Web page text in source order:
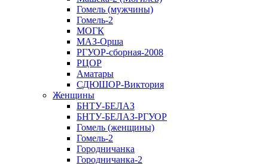
Гомель (мужчины)
Гомель-2
МОГК
МАЗ-Орша
РГУОР-сборная-2008
РЦОР
Аматары
СДЮШОР-Виктория
Женщины
БНТУ-БЕЛАЗ
БНТУ-БЕЛАЗ-РГУОР
Гомель (женщины)
Гомель-2
Городничанка
Городничанка-2